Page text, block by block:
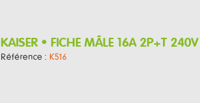
KAISER • FICHE MÂLE 16A 2P+T 240V
Référence : K516